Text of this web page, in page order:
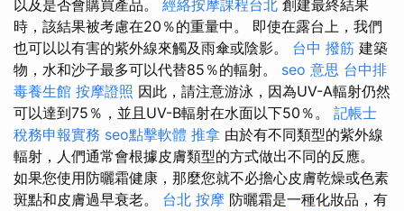
以及是否會購買產品。 經絡按摩課程台北 創建最終結果
時，該結果被考慮在20％的重量中。 即使在露台上，我們
也可以以有害的紫外線來觸及雨傘或陰影。 台中 撥筋 建築
物，水和沙子最多可以代替85％的輻射。 seo 意思 台中排
毒養生館 按摩證照 因此，請注意游泳，因為UV-A輻射仍然
可以達到75％，並且UV-B輻射在水面以下50％。 記帳士
稅務申報實務 seo點擊軟體 推拿 由於有不同類型的紫外線
輻射，人們通常會根據皮膚類型的方式做出不同的反應。
如果您使用防曬霜健康，那麼您就不必擔心皮膚乾燥或色素
斑點和皮膚過早衰老。 台北 按摩 防曬霜是一種化妝品，有